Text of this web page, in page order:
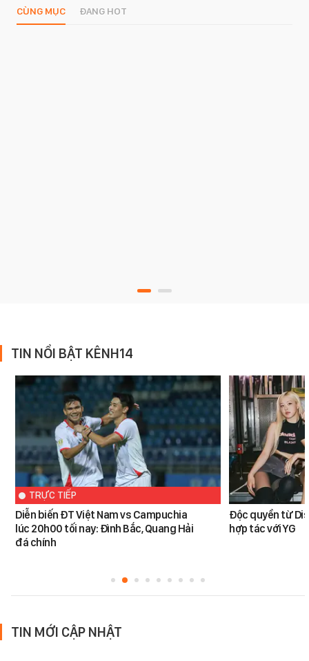
CÙNG MỤC ĐANG HOT
TIN NỔI BẬT KÊNH14
TRỰC TIẾP
Diễn biến ĐT Việt Nam vs Campuchia
lúc 20h00 tối nay: Đình Bắc, Quang Hải
đá chính
Độc quyền từ
hợp tác với YG
TIN MỚI CẬP NHẬT